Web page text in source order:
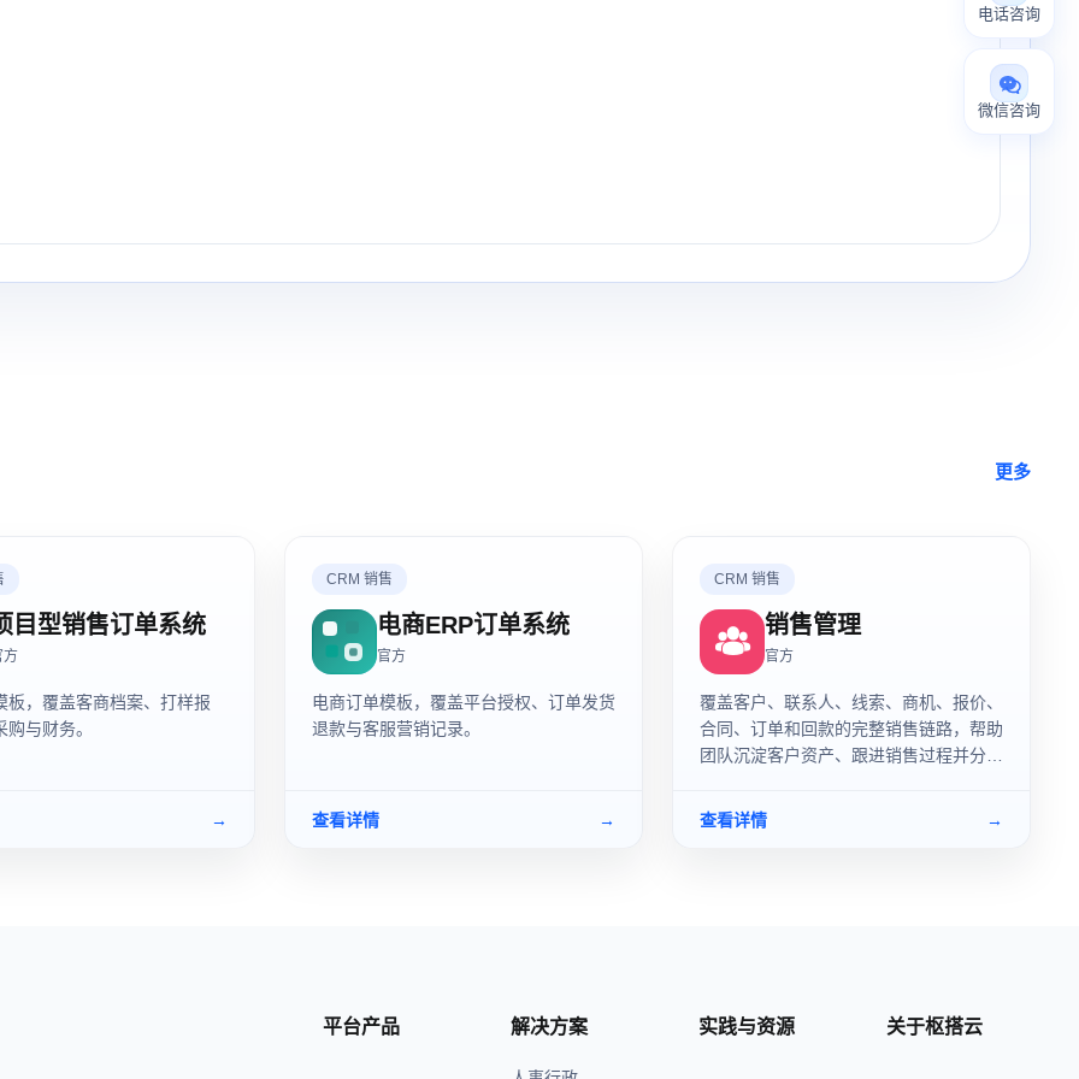
更多
目型销售订单系统
方
板，覆盖客商档案、打样报
与财务。
→
CRM 销售
电商ERP订单系统
官方
电商订单模板，覆盖平台授权、订单发货
退款与客服营销记录。
查看详情 →
CRM 销售
销售管理
官方
覆盖客户、联系人、线索、商机、报价、
合同、订单和回款的完整销售链路，帮助
团队沉淀客户资产、跟进销售过程并分析
查看详情
→
电话咨询
微信咨询
平台产品 解决方案 实践与资源 关于枢搭云